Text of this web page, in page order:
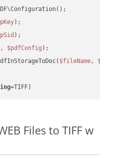
, $pdfConfig
$fileName,
=TIFF)
Files to TIFF w